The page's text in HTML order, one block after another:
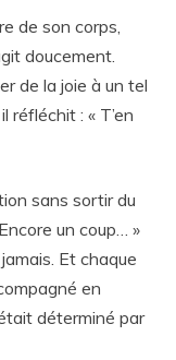
de son corps,
doucement.
de la joie à un tel
réfléchit : « T’en
sans sortir du
un coup… »
Et chaque
en
déterminé par